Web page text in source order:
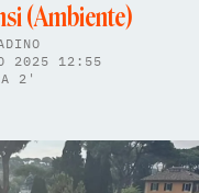
(Ambiente)
2025 12:55
2'